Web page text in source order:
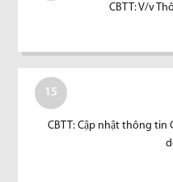
CBTT: V/v
15
CBTT: Cập nhật thông tin